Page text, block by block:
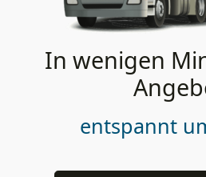
In wenigen
entspannt